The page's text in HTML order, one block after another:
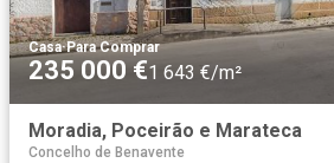
Casa·Para Comprar
235 000 €1 643 €/m²
Moradia, Poceirão e Marateca
Concelho de Benavente